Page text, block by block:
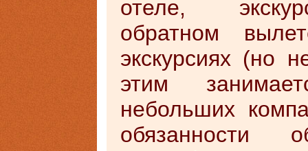
отеле,
обратном
экскурсиях (но
этим
небольших
обязанности